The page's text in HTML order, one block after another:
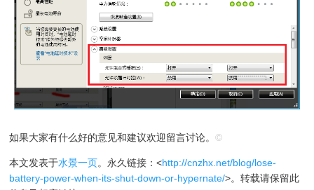
如果大家有什么好的意见和建议欢迎留言讨论。©
本文发表于水景一页。永久链接：<http://cnzhx.net/blog/lose-
battery-power-when-its-shut-down-or-hypernate/>。转载请保留此